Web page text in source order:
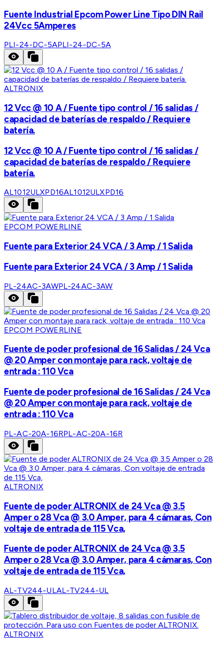
Fuente Industrial Epcom Power Line Tipo DIN Rail
24Vcc 5Amperes
PLI-24-DC-5APLI-24-DC-5A
ALTRONIX
12 Vcc @ 10 A / Fuente tipo control / 16 salidas /
capacidad de baterías de respaldo / Requiere
batería.
12 Vcc @ 10 A / Fuente tipo control / 16 salidas /
capacidad de baterías de respaldo / Requiere
batería.
AL1012ULXPD16AL1012ULXPD16
EPCOM POWERLINE
Fuente para Exterior 24 VCA / 3 Amp / 1 Salida
Fuente para Exterior 24 VCA / 3 Amp / 1 Salida
PL-24AC-3AWPL-24AC-3AW
EPCOM POWERLINE
Fuente de poder profesional de 16 Salidas / 24 Vca
@ 20 Amper con montaje para rack, voltaje de
entrada : 110 Vca
Fuente de poder profesional de 16 Salidas / 24 Vca
@ 20 Amper con montaje para rack, voltaje de
entrada : 110 Vca
PL-AC-20A-16RPL-AC-20A-16R
ALTRONIX
Fuente de poder ALTRONIX de 24 Vca @ 3.5
Amper o 28 Vca @ 3.0 Amper, para 4 cámaras, Con
voltaje de entrada de 115 Vca,
Fuente de poder ALTRONIX de 24 Vca @ 3.5
Amper o 28 Vca @ 3.0 Amper, para 4 cámaras, Con
voltaje de entrada de 115 Vca,
AL-TV244-ULAL-TV244-UL
ALTRONIX